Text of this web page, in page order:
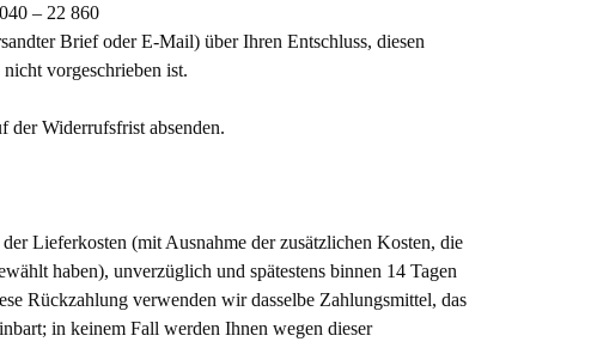
– 22 860
Brief oder E-Mail) über Ihren Entschluss, diesen
vorgeschrieben ist.
der Widerrufsfrist absenden.
Lieferkosten (mit Ausnahme der zusätzlichen Kosten, die
haben), unverzüglich und spätestens binnen 14 Tagen
Rückzahlung verwenden wir dasselbe Zahlungsmittel, das
in keinem Fall werden Ihnen wegen dieser